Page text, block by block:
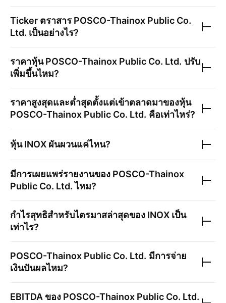
Ticker ตราสาร POSCO-Thainox Public Co.
Ltd. เป็นอย่างไร?
ราคาหุ้นPOSCO-Thainox Public Co. Ltd. ปรับ
เพิ่มขึ้นไหม?
ราคาสูงสุดและต่ำสุดตั้งแต่เข้าตลาดมาของหุ้น
POSCO-Thainox Public Co. Ltd. คือเท่าไหร่?
หุ้นINOX ผันผวนแค่ไหน?
มีการเผยแพร่รายงานของ POSCO-Thainox
Public Co. Ltd.ไหม?
กำไรสุทธิสำหรับไตรมาสล่าสุดของ INOX เป็น
เท่าไร?
POSCO-Thainox Public Co. Ltd. มีการจ่าย
เงินปันผลไหม?
EBITDA ของ POSCO-Thainox Public Co. Ltd.